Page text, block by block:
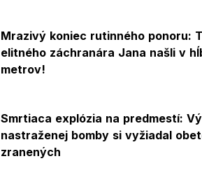
Mrazivý koniec rutinného ponoru:
elitného záchranára Jana našli v
metrov!
Smrtiaca explózia na predmestí:
nastraženej bomby si vyžiadal
zranených